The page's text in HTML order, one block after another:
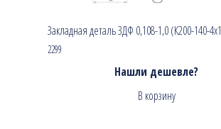
Закладная деталь ЗДФ 0,108-1,0 (К200-140-
2299
Нашли дешевле?
В корзину